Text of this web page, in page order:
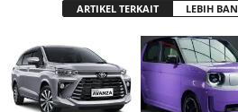
ARTIKEL TERKAIT LEBIH